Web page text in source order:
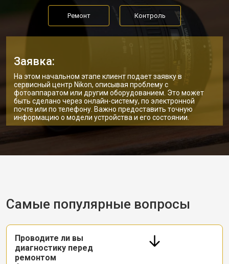
Ремонт Контроль
Заявка:
На этом начальном этапе клиент подает заявку в
сервисный центр Nikon, описывая проблему с
фотоаппаратом или другим оборудованием. Это может
быть сделано через онлайн-систему, по электронной
почте или по телефону. Важно предоставить точную
информацию о модели устройства и его состоянии.
Самые популярные вопросы
Проводите ли вы
диагностику перед
ремонтом